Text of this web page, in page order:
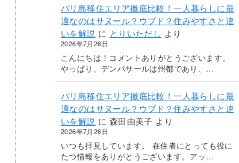
バリ島移住エリア徹底比較！一人暮らしに最
適なのはサヌール？ウブド？住みやすさと違
いを解説 に とりいただし より
2026年7月26日
こんにちは！コメントありがとうございます。
やっぱり、デンパサールは州都であり、…
バリ島移住エリア徹底比較！一人暮らしに最
適なのはサヌール？ウブド？住みやすさと違
いを解説 に 森田由美子 より
2026年7月26日
いつも拝見しています。 在住者にとっても役に
たつ情報をありがとうございます。アッ…